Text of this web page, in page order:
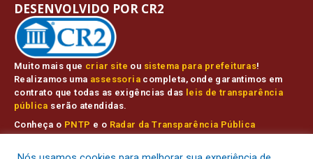
Muito mais que criar site ou sistema para prefeituras!
Realizamos uma assessoria completa, onde garantimos em
contrato que todas as exigências das leis de transparência
pública serão atendidas.
Conheça o PNTP e o Radar da Transparência Pública
DESENVOLVIDO POR CR2